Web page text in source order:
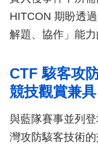
HITCON 期盼透
解題、協作」能力
CTF 駭客攻
競技觀賞兼具
與藍隊賽事並列
灣攻防駭客技術